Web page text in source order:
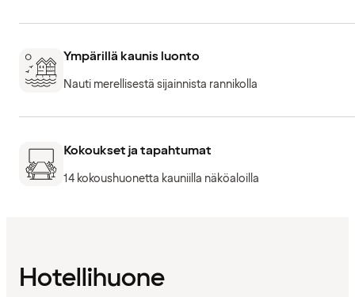
Ympärillä kaunis luonto
Nauti merellisestä sijainnista rannikolla
Kokoukset ja tapahtumat
14 kokoushuonetta kauniilla näköaloilla
Hotellihuone